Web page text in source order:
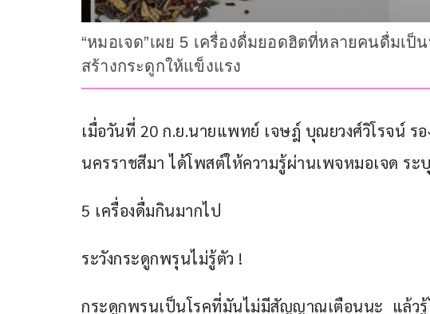
“หมอเจด”เผย 5 เครื่องดื่มยอดฮิตที่หลายคนดื่มเ
สร้างกระดูกให้แข็งแรง
เมื่อวันที่ 20 ก.ย.นายแพทย์ เจษฎ์ บุณยวงศ์วิโรจน์ ร
นครราชสีมา ได้โพสต์ให้ความรู้ผ่านเพจหมอเจด ระ
5 เครื่องดื่มกินมากไป
ระวังกระดูกพรุนไม่รู้ตัว !
กระดูกพรุนเป็นโรคที่มันไม่มีสัญญาณเตือนนะ  แล้วรู้